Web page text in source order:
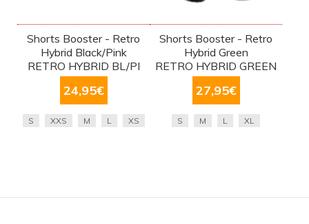
Shorts Booster - Retro
Hybrid Black/Pink
RETRO HYBRID BL/PI
24,95€
S XXS M L XS
Shorts Booster - Retro
Hybrid Green
RETRO HYBRID GREEN
27,95€
S M L XL